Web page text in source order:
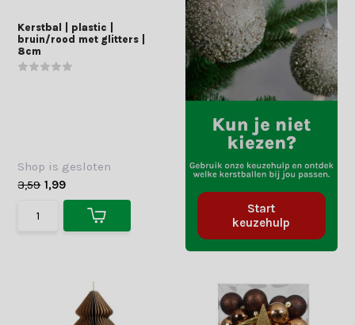
Kerstbal | plastic |
bruin/rood met glitters |
8cm
Shop is gesloten
3,59 1,99
Start
keuzehulp